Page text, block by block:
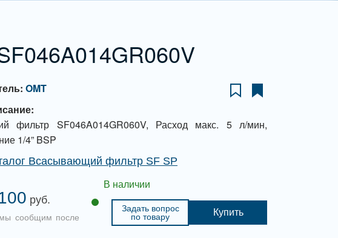
OMT
фильтр SF046A014GR060V, Расход макс. 5 л/мин,
1/4” BSP
Всасывающий фильтр SF SP
руб.
сообщим после
В наличии
Задать вопрос
по товару
Купить